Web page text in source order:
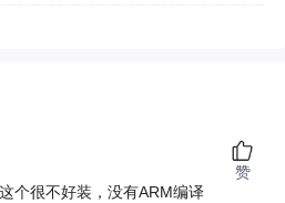
个很不好装，没有ARM编译
赞